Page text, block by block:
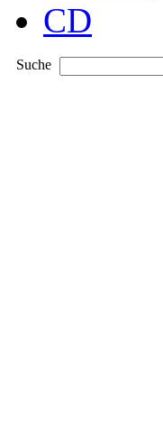
CD
Suche